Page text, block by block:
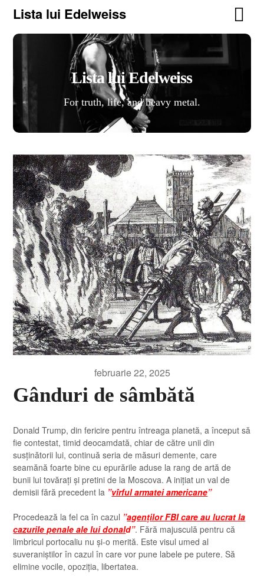
Lista lui Edelweiss
Lista lui Edelweiss
For truth, life, and heavy metal.
februarie 22, 2025
Gânduri de sâmbătă
Donald Trump, din fericire pentru întreaga planetă, a început să
fie contestat, timid deocamdată, chiar de către unii din
susținătorii lui, continuă seria de măsuri demente, care
seamănă foarte bine cu epurările aduse la rang de artă de
bunii lui tovărați și pretini de la Moscova. A inițiat un val de
demisii fără precedent la ”vîrful armatei americane”
Procedează la fel ca în cazul ”agenților FBI care au lucrat la
cazurile penale ale lui donald”. Fără majusculă pentru că
limbricul portocaliu nu și-o merită. Este visul umed al
suveraniștilor în cazul în care vor pune labele pe putere. Să
elimine vocile, opoziția, libertatea.